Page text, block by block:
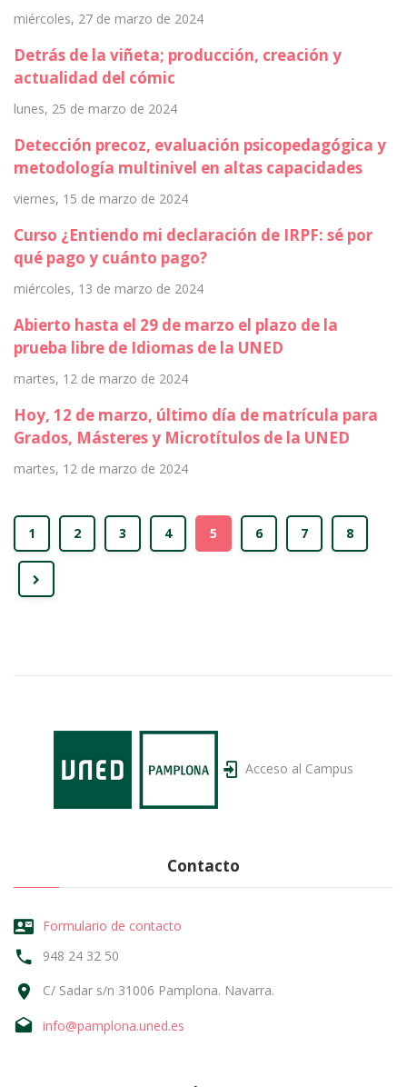
miércoles, 27 de marzo de 2024
Detrás de la viñeta; producción, creación y
actualidad del cómic
lunes, 25 de marzo de 2024
Detección precoz, evaluación psicopedagógica y
metodología multinivel en altas capacidades
viernes, 15 de marzo de 2024
Curso ¿Entiendo mi declaración de IRPF: sé por
qué pago y cuánto pago?
miércoles, 13 de marzo de 2024
Abierto hasta el 29 de marzo el plazo de la
prueba libre de Idiomas de la UNED
martes, 12 de marzo de 2024
Hoy, 12 de marzo, último día de matrícula para
Grados, Másteres y Microtítulos de la UNED
martes, 12 de marzo de 2024
1 2 3 4 5 6 7 8
Acceso al Campus
Contacto
Formulario de contacto
948 24 32 50
C/ Sadar s/n 31006 Pamplona. Navarra.
info@pamplona.uned.es